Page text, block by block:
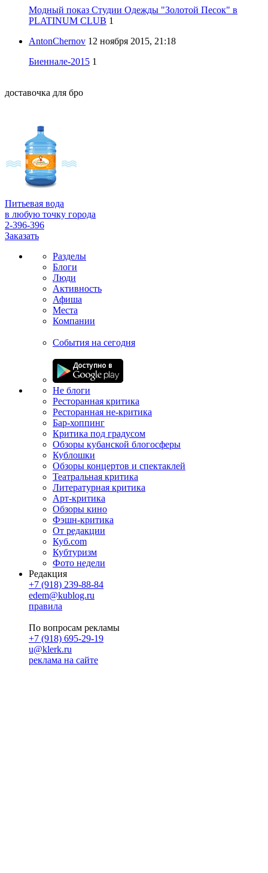
Модный показ Студии Одежды "Золотой Песок" в
PLATINUM CLUB 1
AntonChernov 12 ноября 2015, 21:18
Биеннале-2015 1
доставочка для бро
Питьевая вода
в любую точку города
2-396-396
Заказать
Разделы
Блоги
Люди
Активность
Афиша
Места
Компании
События на сегодня
Не блоги
Ресторанная критика
Ресторанная не-критика
Бар-хоппинг
Критика под градусом
Обзоры кубанской блогосферы
Кублошки
Обзоры концертов и спектаклей
Театральная критика
Литературная критика
Арт-критика
Обзоры кино
Фэшн-критика
От редакции
Куб.com
Кубтуризм
Фото недели
Редакция
+7 (918) 239-88-84
edem@kublog.ru
правила
По вопросам рекламы
+7 (918) 695-29-19
u@klerk.ru
реклама на сайте